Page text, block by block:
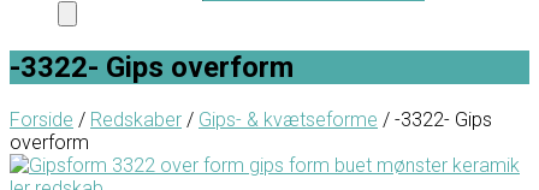
-3322- Gips overform
Forside / Redskaber / Gips- & kvætseforme / -3322- Gips
overform